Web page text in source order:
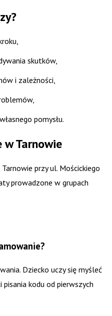
skutków,
i zależności,
pomysłu.
Tarnowie
przy ul. Mościckiego
prowadzone w grupach
Dziecko uczy się myśleć
kodu od pierwszych